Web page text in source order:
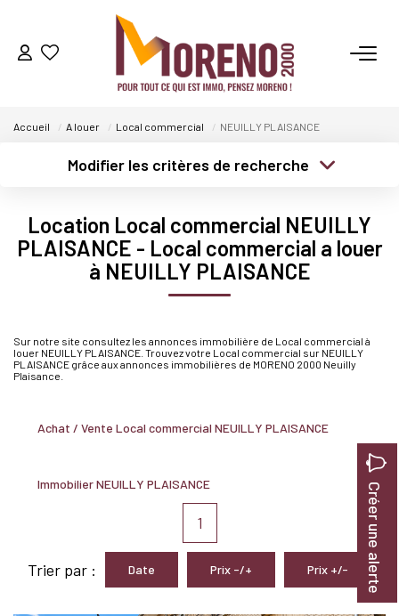
VENTES
ESTIMATION
NOS AGENCES
Qui Sommes-Nous ?
BIENS VENDUS
EXTRANET
Espace Bailleur
Accueil A louer Local commercial NEUILLY PLAISANCE
Modifier les critères de recherche
Sélectionnez...
Type de bien
Location Local commercial NEUILLY
PLAISANCE - Local commercial a louer
à NEUILLY PLAISANCE
Sur notre site consultez les annonces immobilière de Local commercial à
louer NEUILLY PLAISANCE. Trouvez votre Local commercial sur NEUILLY
PLAISANCE grâce aux annonces immobilières de MORENO 2000 Neuilly
Plaisance.
Achat / Vente Local commercial NEUILLY PLAISANCE
Immobilier NEUILLY PLAISANCE Créer une alerte
1
Trier par : Date Prix -/+ Prix +/-